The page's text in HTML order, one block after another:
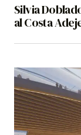
Silvia
al Costa